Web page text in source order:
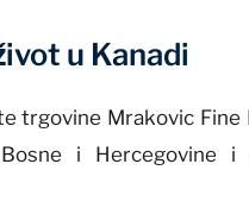
u Kanadi
trgovine Mrakovic
i Hercegovine i